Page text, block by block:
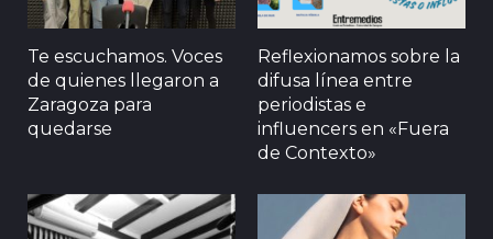
Te escuchamos. Voces
de quienes llegaron a
Zaragoza para
quedarse
Reflexionamos sobre la
difusa línea entre
periodistas e
influencers en «Fuera
de Contexto»